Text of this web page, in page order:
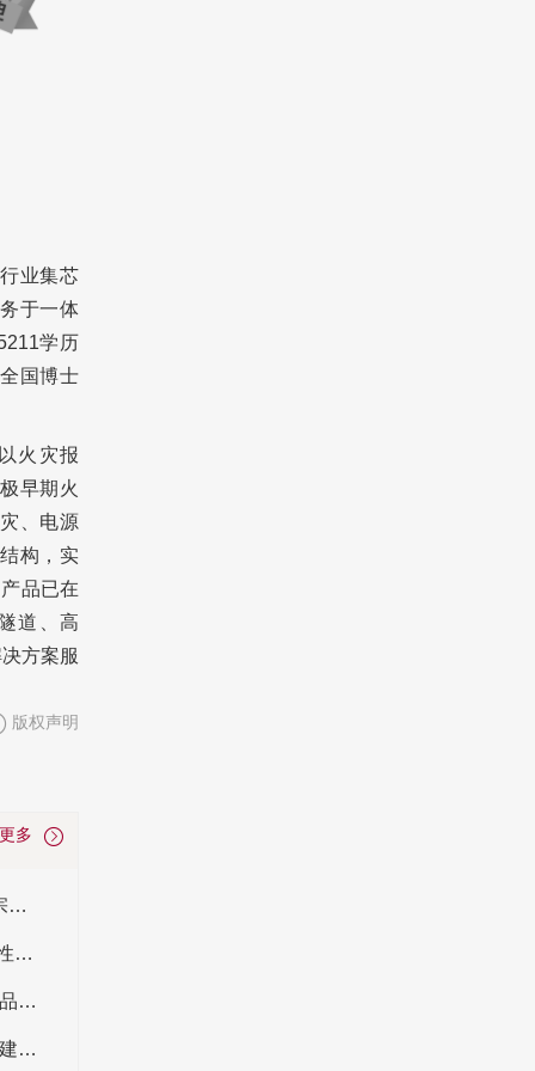
业集芯
于一体
学历
国博士
火灾报
早期火
、电源
构，实
品已在
道、高
方案服
版权声明
多
海康威视董事长是谁？海康威视陈宗年简介 陈宗年的成就有哪些
应急管理部发布个体防护装备配备规范3项强制性国家标准公开征求意见情况
2024中国家居综合实力百强品牌 2024中国家居品牌100强名单
86项建材行业标准7月1日起实施 2024年实施的建材行业标准有哪些